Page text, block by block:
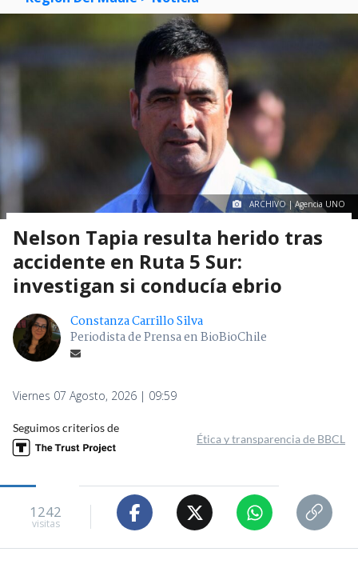
ARCHIVO | Agencia UNO
Nelson Tapia resulta herido tras
accidente en Ruta 5 Sur:
investigan si conducía ebrio
Constanza Carrillo Silva
Periodista de Prensa en BioBioChile
Viernes 07 Agosto, 2026 | 09:59
Seguimos criterios de
Ética y transparencia de BBCL
1242
visitas